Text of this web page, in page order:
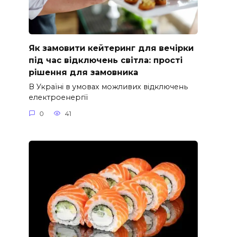
Як замовити кейтеринг для вечірки
під час відключень світла: прості
рішення для замовника
В Україні в умовах можливих відключень
електроенергії
0 41